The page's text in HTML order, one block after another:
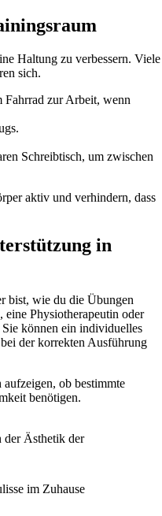
Haltung zu verbessern. Viele
sich.
Fahrrad zur Arbeit, wenn
Schreibtisch, um zwischen
aktiv und verhindern, dass
in
bist, wie du die Übungen
Physiotherapeutin oder
können ein individuelles
der korrekten Ausführung
ob bestimmte
benötigen.
der Ästhetik der
im Zuhause